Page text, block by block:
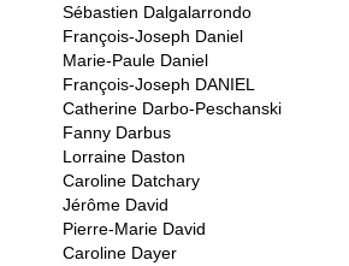
Sébastien Dalgalarrondo
François-Joseph Daniel
Marie-Paule Daniel
François-Joseph DANIEL
Catherine Darbo-Peschanski
Fanny Darbus
Lorraine Daston
Caroline Datchary
Jérôme David
Pierre-Marie David
Caroline Dayer